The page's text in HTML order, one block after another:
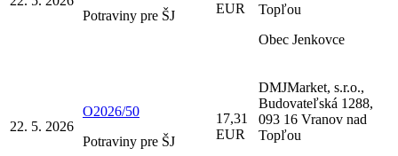
Potraviny pre ŠJ
EUR
Topľou
Obec Jenkovce
22. 5. 2026
O2026/50
Potraviny pre ŠJ
17,31
EUR
DMJMarket, s.r.o.,
Budovateľská 1288,
093 16 Vranov nad
Topľou